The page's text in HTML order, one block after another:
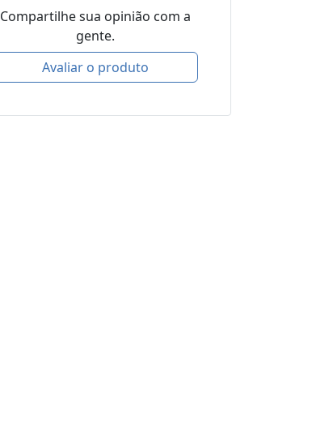
Compartilhe sua opinião com a
gente.
Avaliar o produto